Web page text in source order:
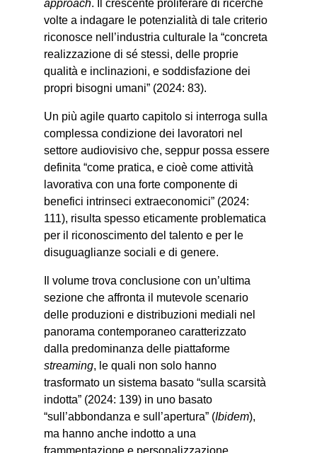
approach. Il crescente proliferare di ricerche
volte a indagare le potenzialità di tale criterio
riconosce nell’industria culturale la “concreta
realizzazione di sé stessi, delle proprie
qualità e inclinazioni, e soddisfazione dei
propri bisogni umani” (2024: 83).
Un più agile quarto capitolo si interroga sulla
complessa condizione dei lavoratori nel
settore audiovisivo che, seppur possa essere
definita “come pratica, e cioè come attività
lavorativa con una forte componente di
benefici intrinseci extraeconomici” (2024:
111), risulta spesso eticamente problematica
per il riconoscimento del talento e per le
disuguaglianze sociali e di genere.
Il volume trova conclusione con un’ultima
sezione che affronta il mutevole scenario
delle produzioni e distribuzioni mediali nel
panorama contemporaneo caratterizzato
dalla predominanza delle piattaforme
streaming, le quali non solo hanno
trasformato un sistema basato “sulla scarsità
indotta” (2024: 139) in uno basato
“sull’abbondanza e sull’apertura” (Ibidem),
ma hanno anche indotto a una